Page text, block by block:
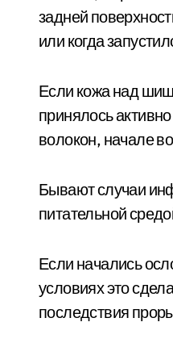
задней
или когда
Если кожа над
принялось
волокон, начале
Бывают случаи
питательной
Если начались
условиях это
последствия